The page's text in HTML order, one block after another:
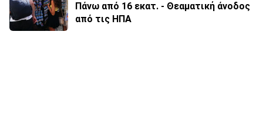
Πάνω από 16 εκατ. - Θεαματική άνοδος
από τις ΗΠΑ